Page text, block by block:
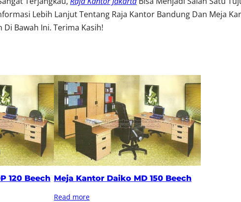
Lebih Lanjut Tentang Raja Kantor Bandung Dan Meja
Bawah Ini. Terima Kasih!
120 Beech Meja Kantor Daiko MD 150 Beech
Read more